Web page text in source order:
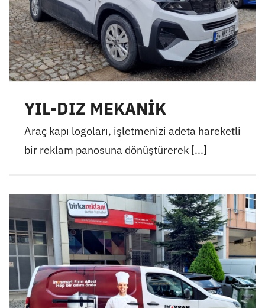
YIL-DIZ MEKANİK
Araç kapı logoları, işletmenizi adeta hareketli
bir reklam panosuna dönüştürerek [...]